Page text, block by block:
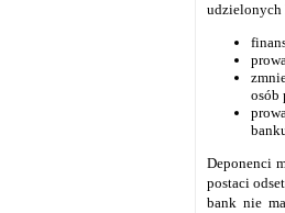
udzielonych
osób
Deponenci
postaci
bank nie